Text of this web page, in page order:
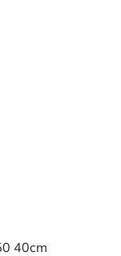
40cm